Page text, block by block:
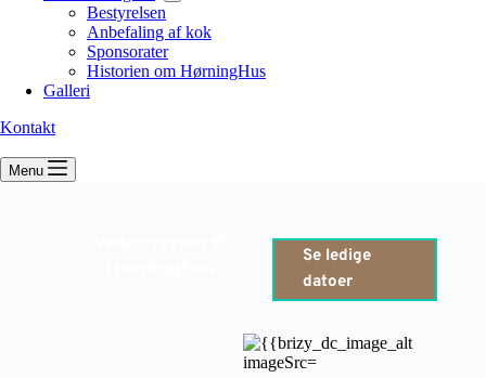
Bestyrelsen
Anbefaling af kok
Sponsorater
Historien om HørningHus
Galleri
Kontakt
Menu
Se ledige
datoer